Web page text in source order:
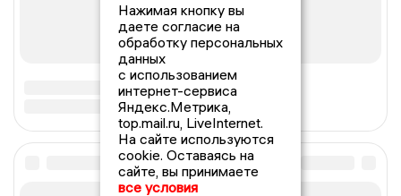
Нажимая кнопку вы
даете согласие на
обработку персональных
данных
с использованием
интернет-сервиса
Яндекс.Метрика,
top.mail.ru, LiveInternet.
На сайте используются
cookie. Оставаясь на
сайте, вы принимаете
все условия